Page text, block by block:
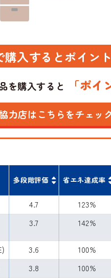
入するとポイン
を購入すると 「ポイ
力店はこちらをチェッ
多段階評価 省エネ達成率
4.7 123%
3.7 142%
3.6 100%
3.8 100%